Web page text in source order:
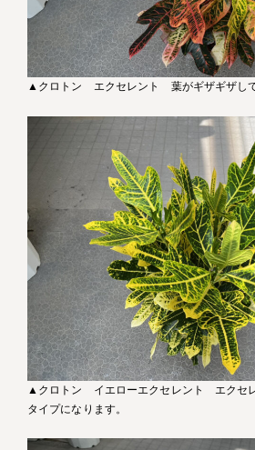
▲クロトン エクセレント 葉がギザギザして
▲クロトン イエローエクセレント エクセ
タイプになります。